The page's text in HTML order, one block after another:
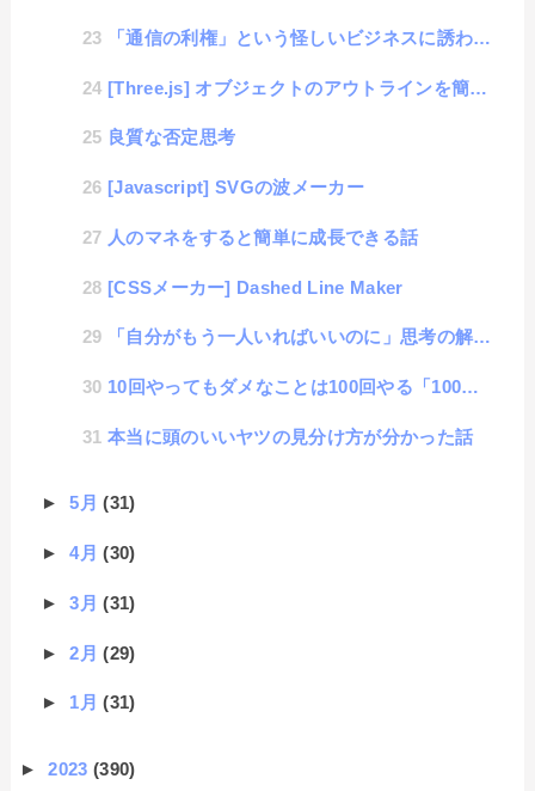
「通信の利権」という怪しいビジネスに誘われたがお断りをした話
[Three.js] オブジェクトのアウトラインを簡易に表示する方法
良質な否定思考
[Javascript] SVGの波メーカー
人のマネをすると簡単に成長できる話
[CSSメーカー] Dashed Line Maker
「自分がもう一人いればいいのに」思考の解決法
10回やってもダメなことは100回やる「100回思考」
本当に頭のいいヤツの見分け方が分かった話
►5月(31)
►4月(30)
►3月(31)
►2月(29)
► 1月(31)
►2023(390)